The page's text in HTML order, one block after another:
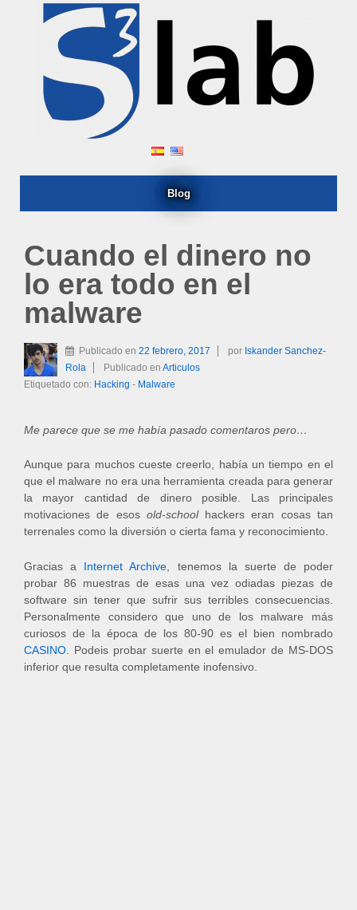
Blog
Cuando el dinero no
lo era todo en el
malware
Publicado en 22 febrero, 2017 por Iskander Sanchez-
Rola
Publicado en Articulos
Etiquetado con: Hacking - Malware
Me parece que se me había pasado comentaros pero…
Aunque para muchos cueste creerlo, había un tiempo en el
que el malware no era una herramienta creada para generar
la mayor cantidad de dinero posible. Las principales
motivaciones de esos old-schoolhackers eran cosas tan
terrenales como la diversión o cierta fama y reconocimiento.
Gracias a Internet Archive , tenemos la suerte de poder
probar 86 muestras de esas una vez odiadas piezas de
software sin tener que sufrir sus terribles consecuencias.
Personalmente considero que uno de los malware más
curiosos de la época de los 80-90 es el bien nombrado
CASINO . Podeis probar suerte en el emulador de MS-DOS
inferior que resulta completamente inofensivo.